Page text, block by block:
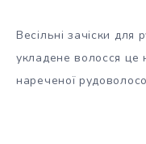
Весільні зачіски для
укладене волосся це
нареченої